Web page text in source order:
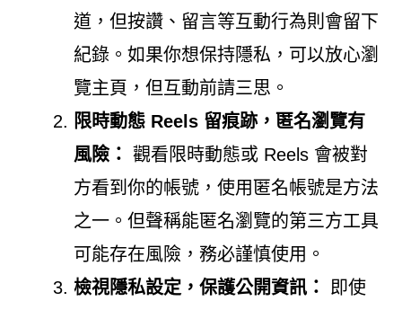
道，但按讚、留言等互動行為則會留下
紀錄。如果你想保持隱私，可以放心瀏
覽主頁，但互動前請三思。
限時動態 Reels 留痕跡，匿名瀏覽有
風險： 觀看限時動態或 Reels 會被對
方看到你的帳號，使用匿名帳號是方法
之一。但聲稱能匿名瀏覽的第三方工具
可能存在風險，務必謹慎使用。
檢視隱私設定，保護公開資訊：
即使